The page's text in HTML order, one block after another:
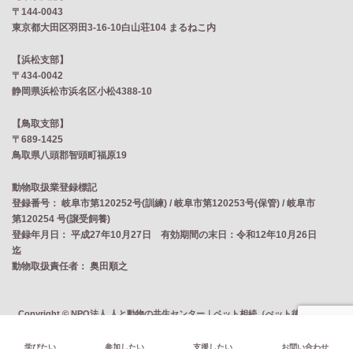
〒144-0043
東京都大田区羽田3-16-10白山荘104 まるねこ内
【浜松支部】
〒434-0042
静岡県浜松市浜名区小松4388-10
【鳥取支部】
〒689-1425
鳥取県八頭郡智頭町福原19
動物取扱業登録標記
登録番号： 岐阜市第120252号(訓練) / 岐阜市第120253号(保管) / 岐阜市
第120254 号(譲受飼養)
登録年月日： 平成27年10月27日 有効期間の末日：令和12年10月26日
迄
動物取扱責任者： 奥田順之
Copyright © NPO法人 人と動物の共生センター｜ペット相続（ぺット後見）・ペ
学びたい 参加したい 支援したい お問い合わせ